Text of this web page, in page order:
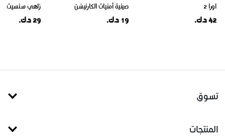
اورا 2
42 د.ك.
صينية أمنيات الكارنيشن
19 د.ك.
زاهي سنسيت
29 د.ك.
تسوق
المنتجات